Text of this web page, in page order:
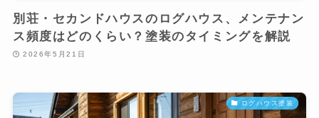
別荘・セカンドハウスのログハウス、メンテナン
ス頻度はどのくらい？塗装のタイミングを解説
2026年5月21日
ログハウス塗装